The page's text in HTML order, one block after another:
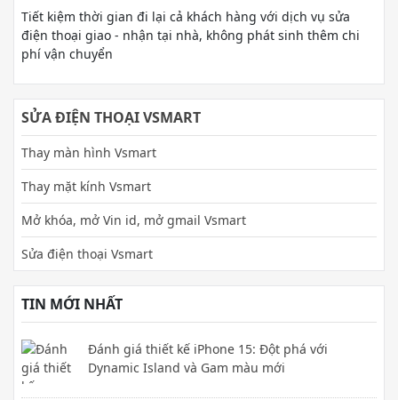
Tiết kiệm thời gian đi lại cả khách hàng với dịch vụ sửa
điện thoại giao - nhận tại nhà, không phát sinh thêm chi
phí vận chuyển
SỬA ĐIỆN THOẠI VSMART
Thay màn hình Vsmart
Thay mặt kính Vsmart
Mở khóa, mở Vin id, mở gmail Vsmart
Sửa điện thoại Vsmart
TIN MỚI NHẤT
Đánh giá thiết kế iPhone 15: Đột phá với
Dynamic Island và Gam màu mới